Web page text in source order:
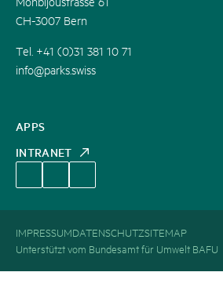
APPS
INTRANET
CH-3007 Bern
Tel. +41 (0)31 381 10 71
info@parks.swiss
IMPRESSUMDATENSCHUTZSITEMAP
Unterstützt vom Bundesamt für Umwelt BAFU